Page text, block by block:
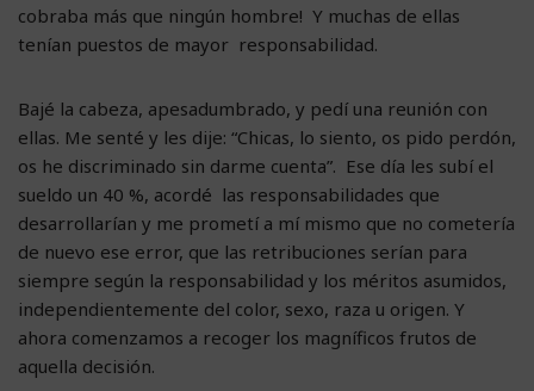
cobraba más que ningún hombre! Y muchas de ellas
tenían puestos de mayor responsabilidad.
Bajé la cabeza, apesadumbrado, y pedí una reunión con
ellas. Me senté y les dije: “Chicas, lo siento, os pido perdón,
os he discriminado sin darme cuenta”. Ese día les subí el
sueldo un 40 %, acordé las responsabilidades que
desarrollarían y me prometí a mí mismo que no cometería
de nuevo ese error, que las retribuciones serían para
siempre según la responsabilidad y los méritos asumidos,
independientemente del color, sexo, raza u origen. Y
ahora comenzamos a recoger los magníficos frutos de
aquella decisión.